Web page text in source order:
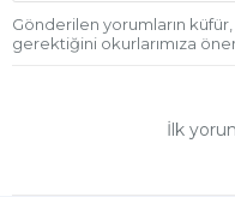
Gönderilen yorumların
gerektiğini okurlarımıza
İlk